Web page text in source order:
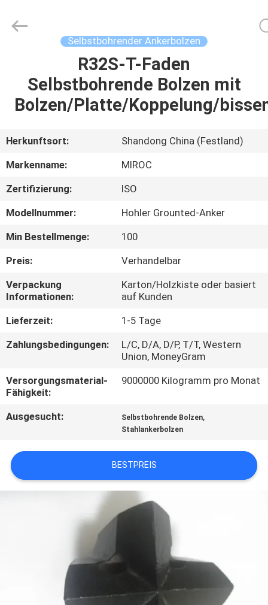
PRODUKTE
ÜBER
UNS
FABRIK-
AUSFLUG
QUALITÄTSKONTROLLE
TRETEN
SIE
MIT
IN
VERBINDUNG
SIE EIN
ZITAT
Selbstbohrender Ankerbolzen
R32S-T-Faden
Selbstbohrende Bolzen mit
Bolzen/Platte/Koppelung/
Herkunftsort:
Shandong China (Festland)
Markenname:
MIROC
Zertifizierung:
ISO
Modellnummer:
Hohler Grounted-Anker
Min Bestellmenge:
100
Preis:
Verhandelbar
Verpackung
Informationen:
Karton/Holzkiste oder basiert
auf Kunden
Lieferzeit:
1-5 Tage
Zahlungsbedingungen:
L/C, D/A, D/P, T/T, Western
Union, MoneyGram
Versorgungsmaterial-
Fähigkeit:
9000000 Kilogramm pro Monat
Ausgesucht: Selbstbohrende Bolzen,
Stahlankerbolzen
BESTPREIS